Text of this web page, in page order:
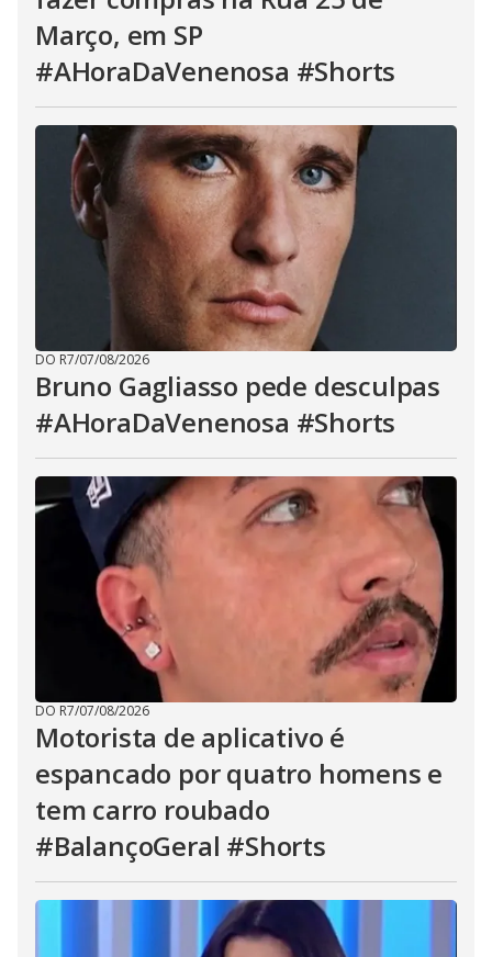
Março, em SP
#AHoraDaVenenosa #Shorts
DO R7/07/08/2026
Bruno Gagliasso pede desculpas
#AHoraDaVenenosa #Shorts
DO R7/07/08/2026
Motorista de aplicativo é
espancado por quatro homens e
tem carro roubado
#BalançoGeral #Shorts